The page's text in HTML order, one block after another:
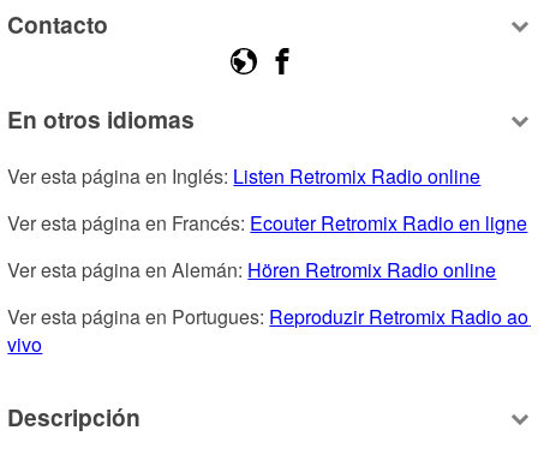
Contacto
En otros idiomas
Ver esta página en Inglés: Listen Retromix Radio online
Ver esta página en Francés: Ecouter Retromix Radio en ligne
Ver esta página en Alemán: Hören Retromix Radio online
Ver esta página en Portugues: Reproduzir Retromix Radio ao
vivo
Descripción